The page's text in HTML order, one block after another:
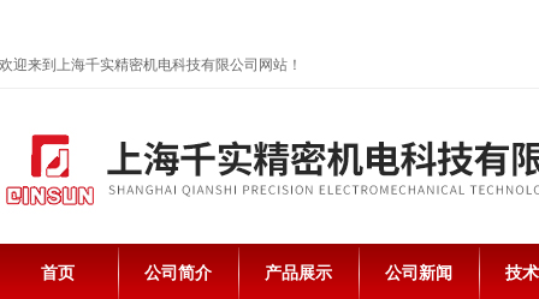
欢迎来到上海千实精密机电科技有限公司网站！
首页 公司简介 产品展示 公司新闻 技